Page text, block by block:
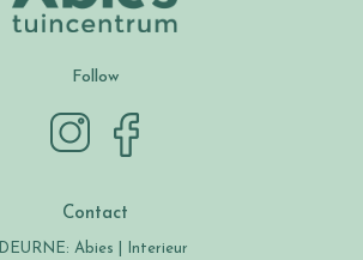
Follow
Contact
DEURNE: Abies | Interieur